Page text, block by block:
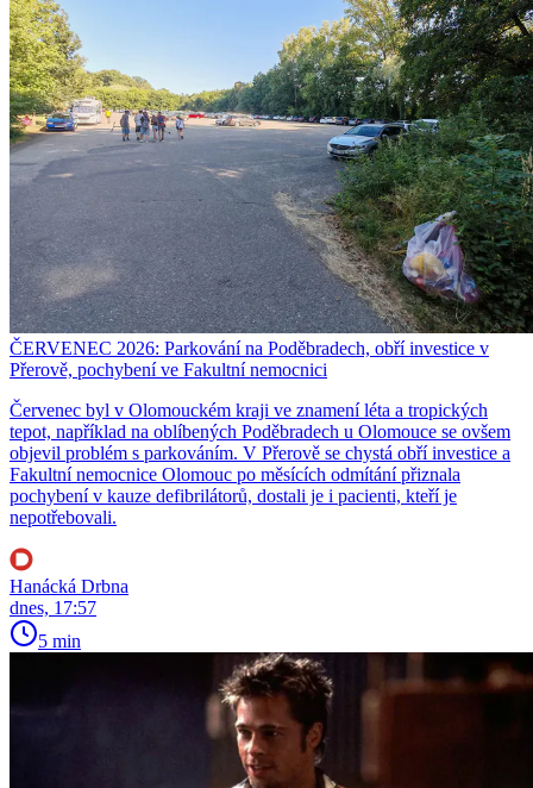
ČERVENEC 2026: Parkování na Poděbradech, obří investice v
Přerově, pochybení ve Fakultní nemocnici
Červenec byl v Olomouckém kraji ve znamení léta a tropických
tepot, například na oblíbených Poděbradech u Olomouce se ovšem
objevil problém s parkováním. V Přerově se chystá obří investice a
Fakultní nemocnice Olomouc po měsících odmítání přiznala
pochybení v kauze defibrilátorů, dostali je i pacienti, kteří je
nepotřebovali.
Hanácká Drbna
dnes, 17:57
5 min